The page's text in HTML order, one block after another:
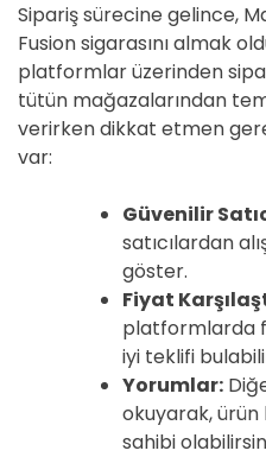
Sipariş sürecine gelince,
Fusion sigarasını almak
platformlar üzerinden
tütün mağazalarından
verirken dikkat etmen
var:
Güvenilir
satıcılardan
göster.
Fiyat
platformlarda
iyi teklifi
Yorumlar:
okuyarak, ürün
sahibi